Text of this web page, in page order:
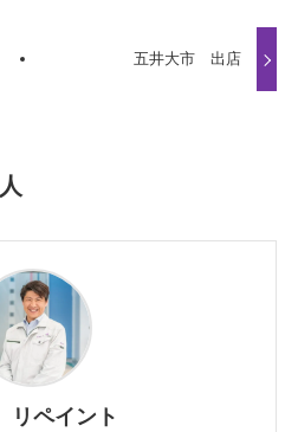
五井大市 出店
リペイント